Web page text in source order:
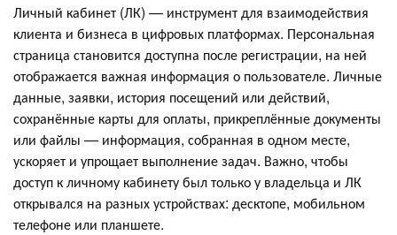
Личный кабинет (ЛК) — инструмент для взаимодействия
клиента и бизнеса в цифровых платформах. Персональная
страница становится доступна после регистрации, на ней
отображается важная информация о пользователе. Личные
данные, заявки, история посещений или действий,
сохранённые карты для оплаты, прикреплённые документы
или файлы — информация, собранная в одном месте,
ускоряет и упрощает выполнение задач. Важно, чтобы
доступ к личному кабинету был только у владельца и ЛК
открывался на разных устройствах: десктопе, мобильном
телефоне или планшете.